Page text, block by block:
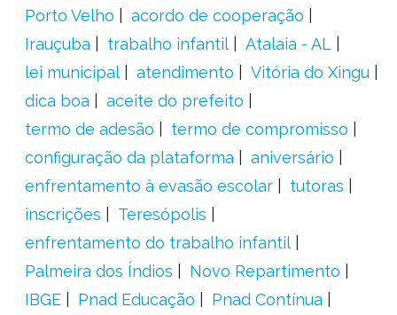
Porto Velho
acordo de cooperação
Irauçuba
trabalho infantil
Atalaia - AL
lei municipal
atendimento
Vitória do Xingu
dica boa
aceite do prefeito
termo de adesão
termo de compromisso
configuração da plataforma
aniversário
enfrentamento à evasão escolar
tutoras
inscrições
Teresópolis
enfrentamento do trabalho infantil
Palmeira dos Índios
Novo Repartimento
IBGE
Pnad Educação
Pnad Contínua